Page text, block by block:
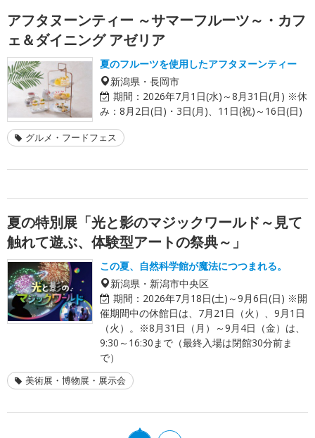
アフタヌーンティー ～サマーフルーツ～・カフ
ェ＆ダイニング アゼリア
夏のフルーツを使用したアフタヌーンティー
新潟県・長岡市
期間： 2026年7月1日(水)～8月31日(月) ※休
み：8月2日(日)・3日(月)、11日(祝)～16日(日)
グルメ・フードフェス
夏の特別展「光と影のマジックワールド～見て
触れて遊ぶ、体験型アートの祭典～」
この夏、自然科学館が魔法につつまれる。
新潟県・新潟市中央区
期間： 2026年7月18日(土)～9月6日(日) ※開
催期間中の休館日は、7月21日（火）、9月1日
（火）。※8月31日（月）～9月4日（金）は、
9:30～16:30まで（最終入場は閉館30分前ま
で）
美術展・博物展・展示会